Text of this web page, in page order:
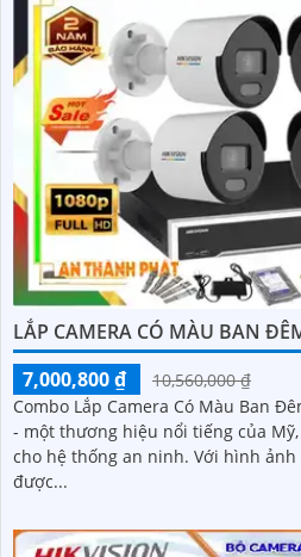
LẮP CAMERA CÓ MÀU BAN
7,000,800 ₫
10,560,000 ₫
Combo Lắp Camera Có Màu Ban
- một thương hiệu nổi tiếng của
cho hệ thống an ninh. Với hình ảnh sắc nét, Combo này
được...